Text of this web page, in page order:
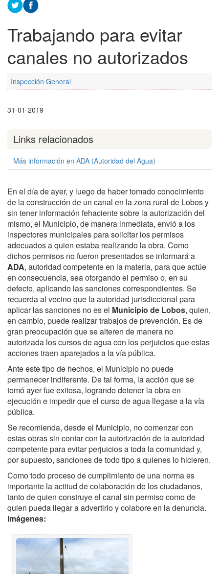
Trabajando para evitar
canales no autorizados
Inspección General
31-01-2019
Links relacionados
Más información en ADA (Autoridad del Agua)
En el día de ayer, y luego de haber tomado conocimiento
de la construcción de un canal en la zona rural de Lobos y
sin tener información fehaciente sobre la autorización del
mismo, el Municipio, de manera inmediata, envió a los
inspectores municipales para solicitar los permisos
adecuados a quien estaba realizando la obra. Como
dichos permisos no fueron presentados se informará a
ADA, autoridad competente en la materia, para que actúe
en consecuencia, sea otorgando el permiso o, en su
defecto, aplicando las sanciones correspondientes. Se
recuerda al vecino que la autoridad jurisdiccional para
aplicar las sanciones no es el Municipio de Lobos, quien,
en cambio, puede realizar trabajos de prevención. Es de
gran preocupación que se alteren de manera no
autorizada los cursos de agua con los perjuicios que estas
acciones traen aparejados a la vía pública.
Ante este tipo de hechos, el Municipio no puede
permanecer indiferente. De tal forma, la acción que se
tomó ayer fue exitosa, logrando detener la obra en
ejecución e impedir que el curso de agua llegase a la vía
pública.
Se recomienda, desde el Municipio, no comenzar con
estas obras sin contar con la autorización de la autoridad
competente para evitar perjuicios a toda la comunidad y,
por supuesto, sanciones de todo tipo a quienes lo hicieren.
Como todo proceso de cumplimiento de una norma es
importante la actitud de colaboración de los ciudadanos,
tanto de quien construye el canal sin permiso como de
quien pueda llegar a advertirlo y colabore en la denuncia.
Imágenes: